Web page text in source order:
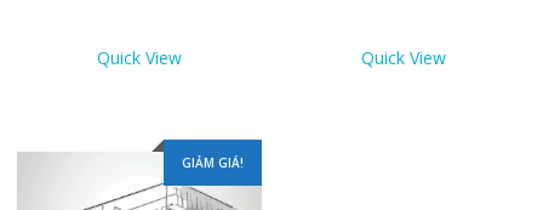
Quick View Quick View
GIẢM GIÁ!